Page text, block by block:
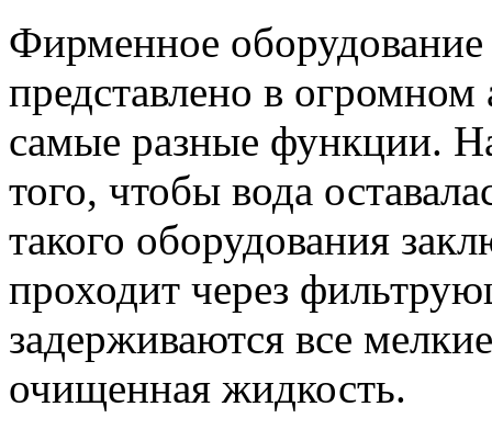
Фирменное оборудование
представлено в
самые разные функции.
того, чтобы вода
такого оборудования
проходит через
задерживаются все
очищенная жидкость.